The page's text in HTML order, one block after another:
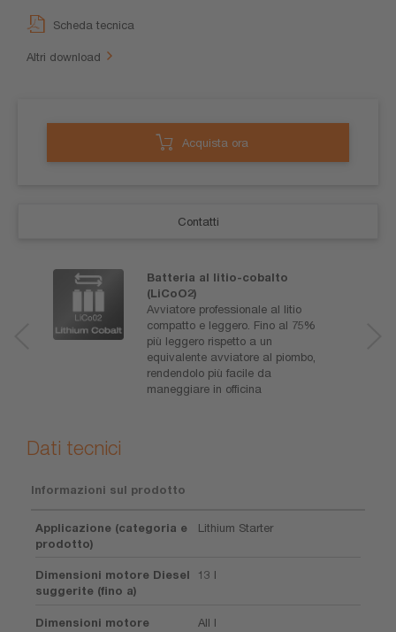
Scheda tecnica
Altri download
Acquista ora
Contatti
Batteria al litio-cobalto
(LiCoO2)
Avviatore professionale al litio
compatto e leggero. Fino al 75%
più leggero rispetto a un
equivalente avviatore al piombo,
rendendolo più facile da
maneggiare in officina
Dati tecnici
Informazioni sul prodotto
Applicazione (categoria e
prodotto)
Lithium Starter
Dimensioni motore Diesel
suggerite (fino a)
13 l
Dimensioni motore
All l